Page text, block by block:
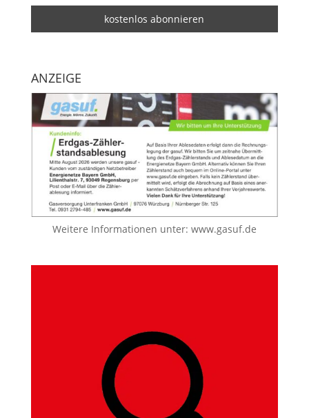
ANZEIGE
Weitere Informationen unter: www.gasuf.de